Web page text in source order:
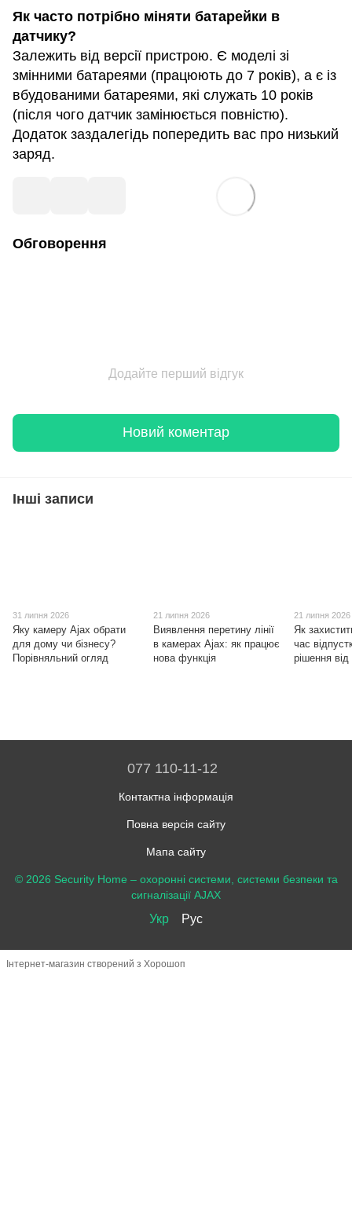
Як часто потрібно міняти батарейки в
датчику?
Залежить від версії пристрою. Є моделі зі
змінними батареями (працюють до 7 років), а є із
вбудованими батареями, які служать 10 років
(після чого датчик замінюється повністю).
Додаток заздалегідь попередить вас про низький
заряд.
Обговорення
Додайте перший відгук
Новий коментар
Інші записи
31 липня 2026
Яку камеру Ajax обрати
для дому чи бізнесу?
Порівняльний огляд
21 липня 2026
Виявлення перетину лінії
в камерах Ajax: як працює
нова функція
21 липня 2026
Як
час
рішення
077 110-11-12
Контактна інформація
Повна версія сайту
Мапа сайту
© 2026 Security Home – охоронні системи, системи безпеки та
сигналізації AJAX
Укр Рус
Інтернет-магазин створений з Хорошоп